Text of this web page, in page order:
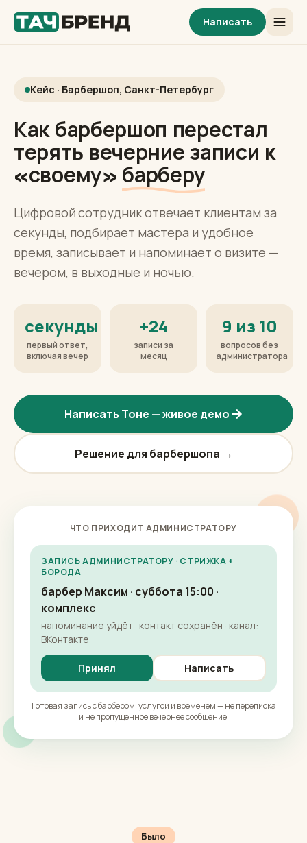
Написать
Кейс · Барбершоп, Санкт-Петербург
Как барбершоп перестал
терять вечерние записи к
«своему» барберу
Цифровой сотрудник отвечает клиентам за
секунды, подбирает мастера и удобное
время, записывает и напоминает о визите —
вечером, в выходные и ночью.
секунды
первый ответ,
включая вечер
+24
записи за
месяц
9 из 10
вопросов без
администратора
Написать Тоне — живое демо
Решение для барбершопа →
ЧТО ПРИХОДИТ АДМИНИСТРАТОРУ
ЗАПИСЬ АДМИНИСТРАТОРУ · СТРИЖКА +
БОРОДА
барбер Максим · суббота 15:00 ·
комплекс
напоминание уйдёт · контакт сохранён · канал:
ВКонтакте
Принял Написать
Готовая запись с барбером, услугой и временем — не переписка
и не пропущенное вечернее сообщение.
Было